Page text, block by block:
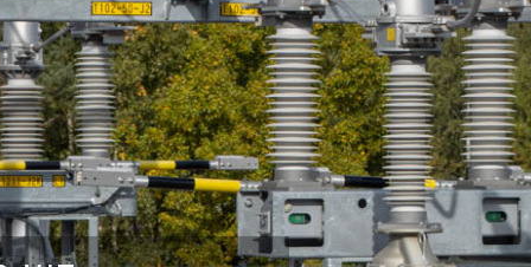
miljö och säkerhet
och
trafik
Fiber/OPTO
Luftledning/Sambyggnad
Skyltar för hälsa, miljö och säkerhet
Skyltar för Fordonsladdning
Sjöfart, Kraftverksdammar och Pegelskalor